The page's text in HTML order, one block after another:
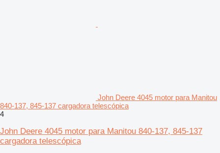
John Deere 4045 motor para Manitou
840-137, 845-137 cargadora telescópica
4
John Deere 4045 motor para Manitou 840-137, 845-137
cargadora telescópica